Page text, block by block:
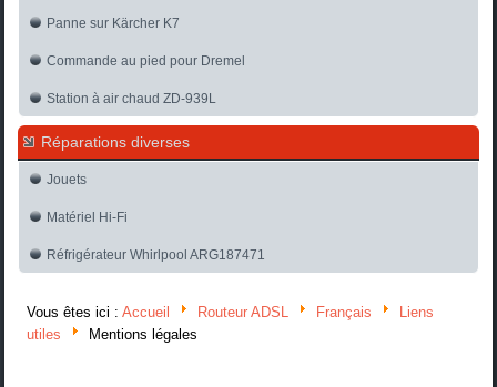
Panne sur Kärcher K7
Commande au pied pour Dremel
Station à air chaud ZD-939L
Réparations diverses
Jouets
Matériel Hi-Fi
Réfrigérateur Whirlpool ARG187471
Vous êtes ici :Accueil Routeur ADSL Français
Liens
utiles
Mentions légales